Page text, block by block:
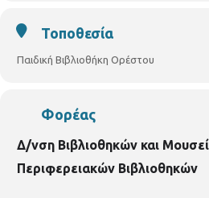
Τοποθεσία
Παιδική Βιβλιοθήκη Ορέστου
Φορέας
Δ/νση Βιβλιοθηκών και
Περιφερειακών Βιβλιοθηκών